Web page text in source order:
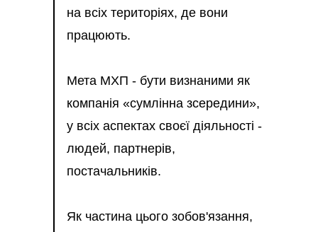
на всіх територіях, де вони
працюють.
Мета МХП - бути визнаними як
компанія «сумлінна зсередини»,
у всіх аспектах своєї діяльності -
людей, партнерів,
постачальників.
Як частина цього зобов'язання,